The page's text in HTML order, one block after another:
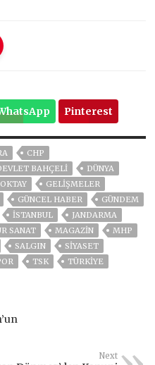
Pinterest
CHP
BAHÇELİ
DÜNYA
GELIŞMELER
GÜNCEL HABER
GÜNDEM
ISTANBUL
JANDARMA
SANAT MAGAZİN
MHP
SALGIN
SİYASET
TSK
TÜRKİYE
Next